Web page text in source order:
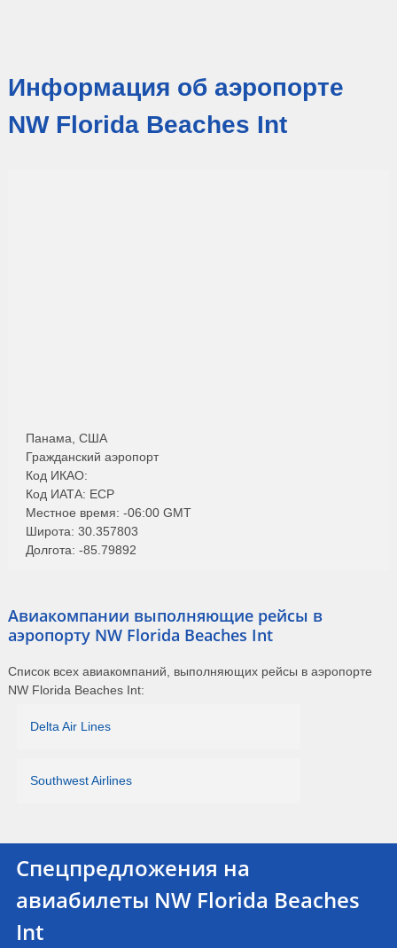
Информация об аэропорте
NW Florida Beaches Int
Панама, США
Гражданский аэропорт
Код ИКАО:
Код ИАТА: ECP
Местное время: -06:00 GMT
Широта: 30.357803
Долгота: -85.79892
Авиакомпании выполняющие рейсы в
аэропорту NW Florida Beaches Int
Список всех авиакомпаний, выполняющих рейсы в аэропорте
NW Florida Beaches Int:
Delta Air Lines
Southwest Airlines
Спецпредложения на
авиабилеты NW Florida Beaches
Int